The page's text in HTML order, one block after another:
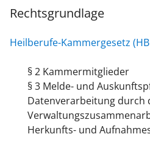
Rechtsgrundlage
Heilberufe-Kammergesetz
§ 2 Kammermitglieder
§ 3 Melde- und
Datenverarbeitung durch
Herkunfts- und